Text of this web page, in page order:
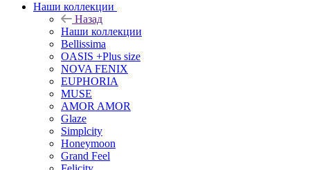
Наши коллекции
Назад
Наши коллекции
Bellissima
OASIS +Plus size
NOVA FENIX
EUPHORIA
MUSE
AMOR AMOR
Glaze
Simplcity
Honeymoon
Grand Feel